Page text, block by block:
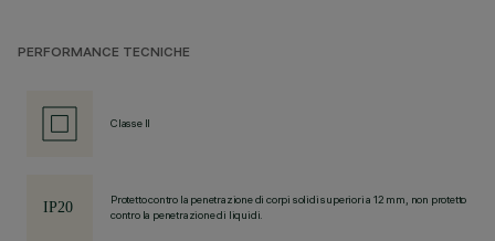
PERFORMANCE TECNICHE
Classe II
Protetto contro la penetrazione di corpi solidi superiori a 12 mm, non protetto
contro la penetrazione di liquidi.